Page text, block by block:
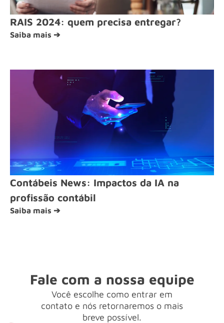
RAIS 2024: quem precisa entregar?
Saiba mais ➔
Contábeis News: Impactos da IA na
profissão contábil
Saiba mais ➔
Fale com a nossa equipe
Você escolhe como entrar em
contato e nós retornaremos o mais
breve possível.